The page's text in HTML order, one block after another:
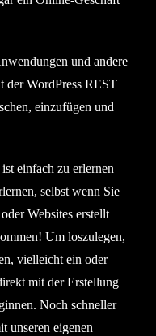
und andere
der WordPress REST
einzufügen und
einfach zu erlernen
selbst wenn Sie
Websites erstellt
Um loszulegen,
vielleicht ein oder
mit der Erstellung
Noch schneller
unseren eigenen